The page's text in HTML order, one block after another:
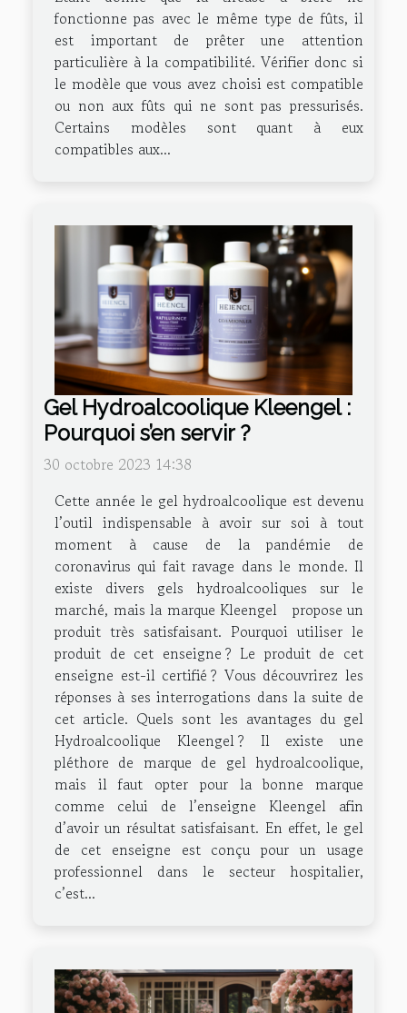
fonctionne pas avec le même type de fûts, il
est important de prêter une attention
particulière à la compatibilité. Vérifier donc si
le modèle que vous avez choisi est compatible
ou non aux fûts qui ne sont pas pressurisés.
Certains modèles sont quant à eux
compatibles aux...
Gel Hydroalcoolique Kleengel :
Pourquoi s’en servir ?
30 octobre 2023 14:38
Cette année le gel hydroalcoolique est devenu
l’outil indispensable à avoir sur soi à tout
moment à cause de la pandémie de
coronavirus qui fait ravage dans le monde. Il
existe divers gels hydroalcooliques sur le
marché, mais la marque Kleengel propose un
produit très satisfaisant. Pourquoi utiliser le
produit de cet enseigne ? Le produit de cet
enseigne est-il certifié ? Vous découvrirez les
réponses à ses interrogations dans la suite de
cet article. Quels sont les avantages du gel
Hydroalcoolique Kleengel ? Il existe une
pléthore de marque de gel hydroalcoolique,
mais il faut opter pour la bonne marque
comme celui de l’enseigne Kleengel afin
d’avoir un résultat satisfaisant. En effet, le gel
de cet enseigne est conçu pour un usage
professionnel dans le secteur hospitalier,
c’est...